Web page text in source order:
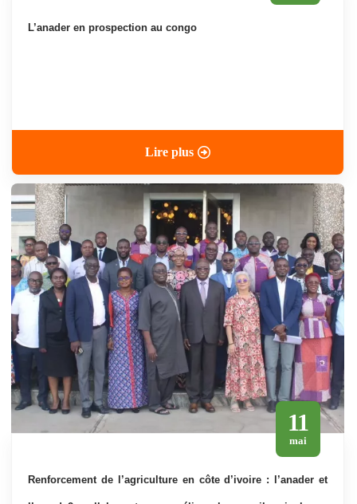
l’anader en prospection au congo
Lire plus
11
mai
renforcement de l’agriculture en côte d’ivoire : l’anader et